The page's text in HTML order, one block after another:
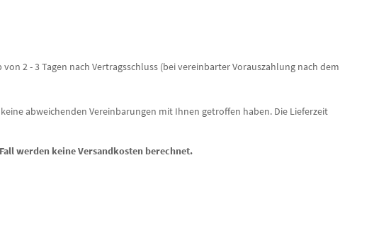
2 - 3 Tagen nach Vertragsschluss (bei vereinbarter Vorauszahlung nach dem
abweichenden Vereinbarungen mit Ihnen getroffen haben. Die Lieferzeit
werden keine Versandkosten berechnet.